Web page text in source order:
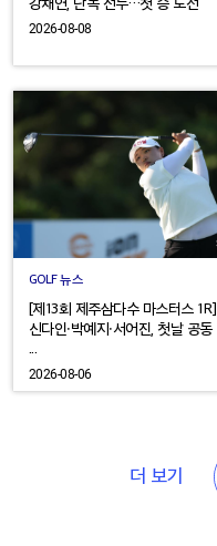
2026-08-08
GOLF 뉴스
[제13회 제주삼다수 마스터스 1R]
신다인·박예지·서어진, 첫날 공동
2026-08-06
더 보기